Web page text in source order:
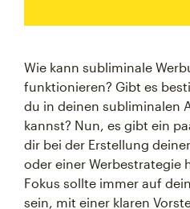
Wie kann subliminale
funktionieren? Gibt es
du in deinen subliminalen
kannst? Nun, es gibt ein
dir bei der Erstellung
oder einer Werbestrategie
Fokus sollte immer auf
sein, mit einer klaren